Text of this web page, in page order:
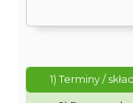
1) Terminy /